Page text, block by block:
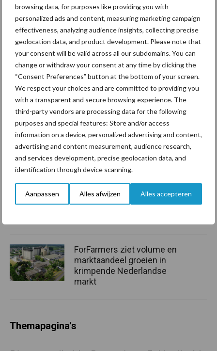
browsing data, for purposes like providing you with
personalized ads and content, measuring marketing campaign
effectiveness, analyzing audience insights, collecting precise
geolocation data, and product development. Please note that
your consent will be valid across all our subdomains. You can
change or withdraw your consent at any time by clicking the
“Consent Preferences” button at the bottom of your screen.
We respect your choices and are committed to providing you
with a transparent and secure browsing experience. The
third-party vendors are processing data for the following
purposes and special features: Store and/or access
information on a device, personalized advertising and content,
advertising and content measurement, audience research,
and services development, precise geolocation data, and
identification through device scanning.
Aanpassen Alles afwijzen Alles accepteren
het LMM-project tot stand is gekomen. Eerder is verschenen het
artikel in LMM e-nieuws ‘Neerwaartse trend aandeel eiwit van
eigen land gebroken’ (november 2020).
Aanbevolen voor jou!
Grondstoffenmarkt blijft
grillig: droogte en
geopolitiek houden handel
De speenhuid: een vaak
onderschatte risicofactor
voor mastitis
ForFarmers ziet volume en
marktaandeel groeien in
krimpende Nederlandse
markt
Themapagina's